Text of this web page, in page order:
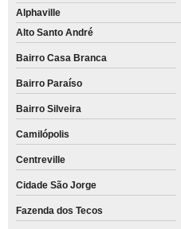
Alphaville
Alto Santo André
Bairro Casa Branca
Bairro Paraíso
Bairro Silveira
Camilópolis
Centreville
Cidade São Jorge
Fazenda dos Tecos